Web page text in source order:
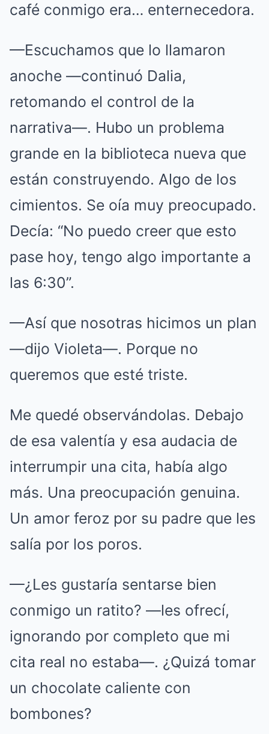
café conmigo era… enternecedora.
—Escuchamos que lo llamaron
anoche —continuó Dalia,
retomando el control de la
narrativa—. Hubo un problema
grande en la biblioteca nueva que
están construyendo. Algo de los
cimientos. Se oía muy preocupado.
Decía: “No puedo creer que esto
pase hoy, tengo algo importante a
las 6:30”.
—Así que nosotras hicimos un plan
—dijo Violeta—. Porque no
queremos que esté triste.
Me quedé observándolas. Debajo
de esa valentía y esa audacia de
interrumpir una cita, había algo
más. Una preocupación genuina.
Un amor feroz por su padre que les
salía por los poros.
—¿Les gustaría sentarse bien
conmigo un ratito? —les ofrecí,
ignorando por completo que mi
cita real no estaba—. ¿Quizá tomar
un chocolate caliente con
bombones?